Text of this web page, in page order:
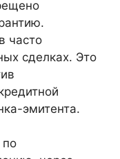
часто
сделках. Это
эмитента.
по